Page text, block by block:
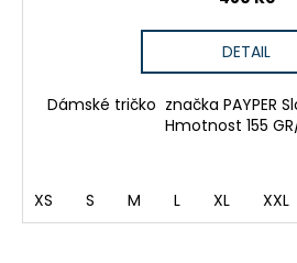
DETAIL
Dámské tričko značka PAYPER
Hmotnost 155
XS S M L XL XXL